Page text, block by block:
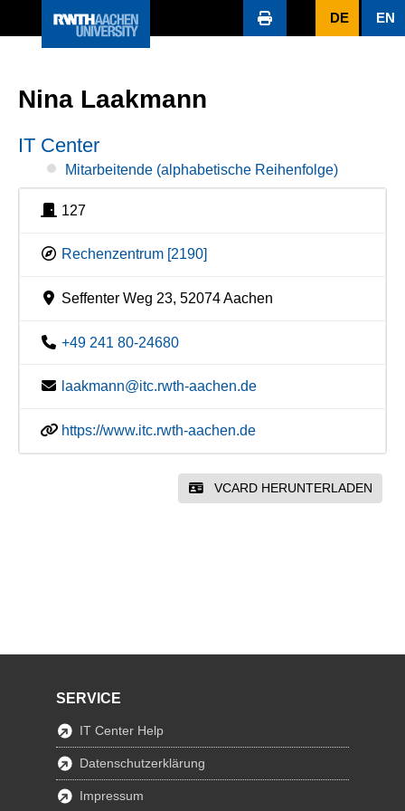
DE EN
Nina Laakmann
IT Center
Mitarbeitende (alphabetische Reihenfolge)
127
Rechenzentrum [2190]
Seffenter Weg 23, 52074 Aachen
+49 241 80-24680
laakmann@itc.rwth-aachen.de
https://www.itc.rwth-aachen.de
VCARD HERUNTERLADEN
SERVICE
IT Center Help
Datenschutzerklärung
Impressum